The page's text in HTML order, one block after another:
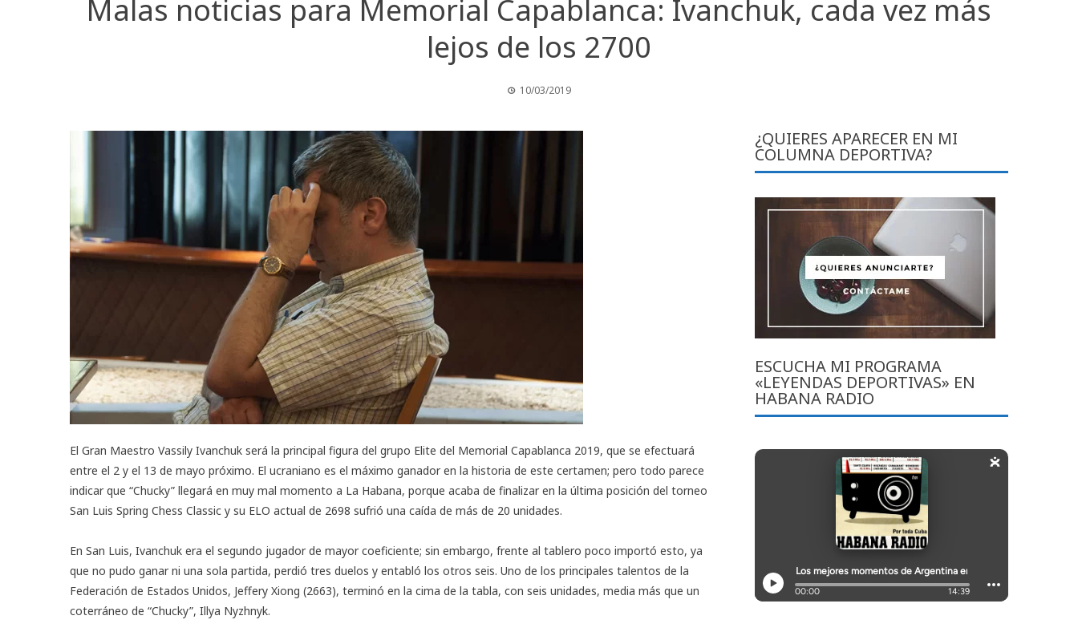
Malas noticias para Memorial Capablanca: Ivanchuk, cada vez más
lejos de los 2700
10/03/2019
El Gran Maestro Vassily Ivanchuk será la principal figura del grupo Elite del Memorial Capablanca 2019, que se efectuará
entre el 2 y el 13 de mayo próximo. El ucraniano es el máximo ganador en la historia de este certamen; pero todo parece
indicar que “Chucky” llegará en muy mal momento a La Habana, porque acaba de finalizar en la última posición del torneo
San Luis Spring Chess Classic y su ELO actual de 2698 sufrió una caída de más de 20 unidades.
En San Luis, Ivanchuk era el segundo jugador de mayor coeficiente; sin embargo, frente al tablero poco importó esto, ya
que no pudo ganar ni una sola partida, perdió tres duelos y entabló los otros seis. Uno de los principales talentos de la
Federación de Estados Unidos, Jeffery Xiong (2663), terminó en la cima de la tabla, con seis unidades, media más que un
coterráneo de “Chucky”, Illya Nyzhnyk.
¿QUIERES APARECER EN MI
COLUMNA DEPORTIVA?
ESCUCHA MI PROGRAMA
«LEYENDAS DEPORTIVAS» EN
HABANA RADIO